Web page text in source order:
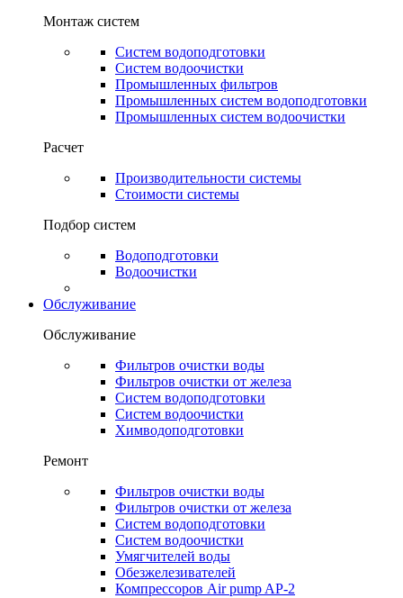
Монтаж систем
Систем водоподготовки
Систем водоочистки
Промышленных фильтров
Промышленных систем водоподготовки
Промышленных систем водоочистки
Расчет
Производительности системы
Стоимости системы
Подбор систем
Водоподготовки
Водоочистки
Обслуживание
Обслуживание
Фильтров очистки воды
Фильтров очистки от железа
Систем водоподготовки
Систем водоочистки
Химводоподготовки
Ремонт
Фильтров очистки воды
Фильтров очистки от железа
Систем водоподготовки
Систем водоочистки
Умягчителей воды
Обезжелезивателей
Компрессоров Air pump AP-2